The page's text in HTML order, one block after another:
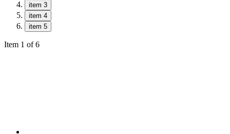
item 3
item 4
item 5
Item 1 of 6